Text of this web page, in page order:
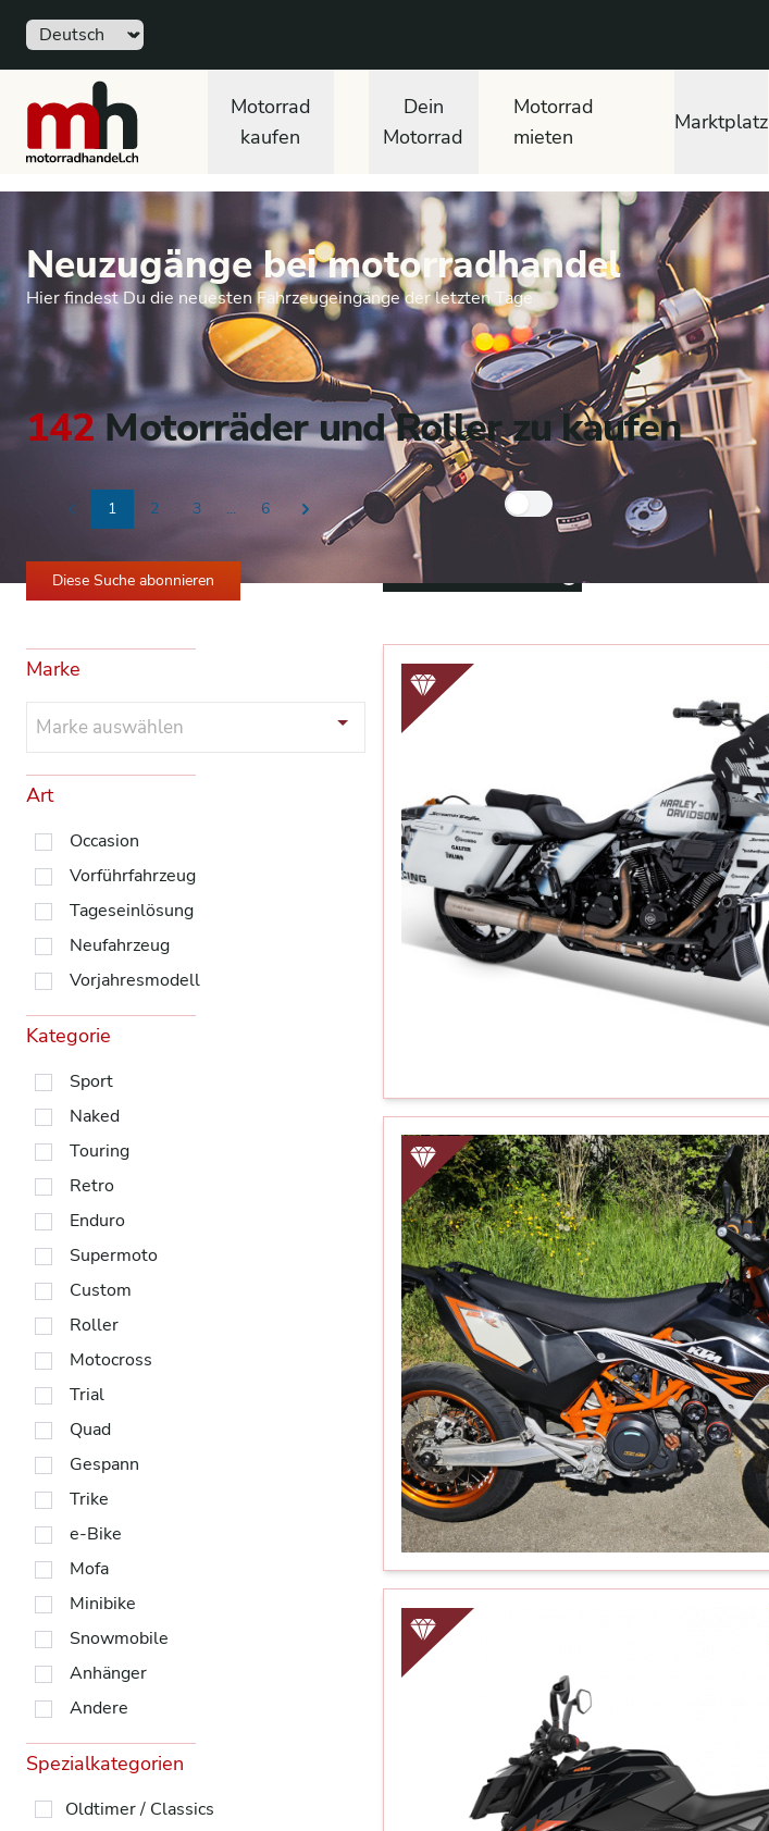
Sprache
motorradhandel.ch
Motorrad
kaufen
Dein
Motorrad
Motorrad
mieten
Marktplatz
Neuzugänge bei motorradhandel
Hier findest Du die neuesten Fahrzeugeingänge der letzten Tage
142Motorräder und Roller zu kaufen
Previous
1 2 3 ... 6 Next
Nur Händlerfahrzeuge
Diese Suche abonnieren Alle Filter entfernen Remove option
Marke
Marke auswählen
Art
Occasion
Vorführfahrzeug
Tageseinlösung
Neufahrzeug
Vorjahresmodell
Kategorie
Sport
Naked
Touring
Retro
Enduro
Supermoto
Custom
Roller
Motocross
Trial
Quad
Gespann
Trike
e-Bike
Mofa
Minibike
Snowmobile
Anhänger
Andere
Spezialkategorien
Oldtimer / Classics